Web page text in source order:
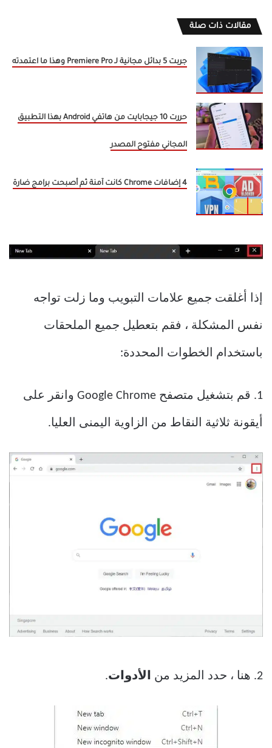
مقالات ذات صلة
جربت 5 بدائل مجانية لـ Premiere Pro وهذا ما اعتمدته
حررت 10 جيجابايت من هاتفي Android بهذا التطبيق
المجاني مفتوح المصدر
4 إضافات Chrome كانت آمنة ثم أصبحت برامج ضارة
إذا أغلقت جميع علامات التبويب وما زلت تواجه
نفس المشكلة ، فقم بتعطيل جميع الملحقات
باستخدام الخطوات المحددة:
1. قم بتشغيل متصفح Google Chrome وانقر على
أيقونة ثلاثية النقاط من الزاوية اليمنى العليا.
2. هنا ، حدد المزيد من الأدوات.